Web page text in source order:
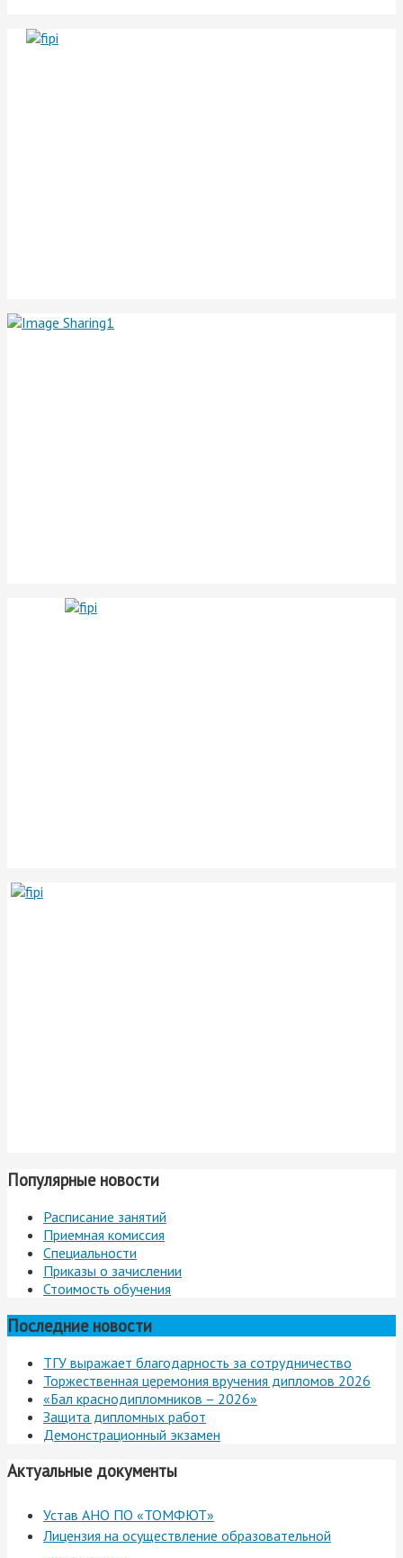
Популярные новости
Расписание занятий
Приемная комиссия
Специальности
Приказы о зачислении
Стоимость обучения
Последние новости
ТГУ выражает благодарность за сотрудничество
Торжественная церемония вручения дипломов 2026
«Бал краснодипломников – 2026»
Защита дипломных работ
Демонстрационный экзамен
Актуальные документы
Устав АНО ПО «ТОМФЮТ»
Лицензия на осуществление образовательной